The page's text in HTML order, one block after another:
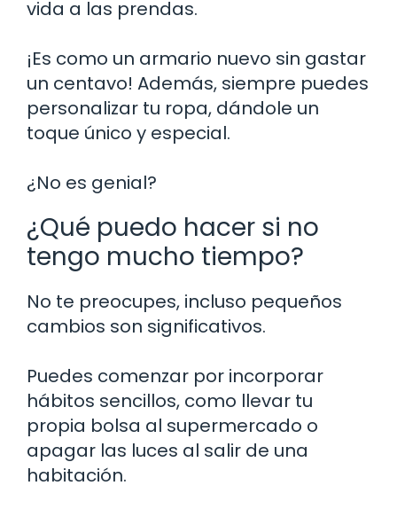
vida a las prendas.
¡Es como un armario nuevo sin gastar
un centavo! Además, siempre puedes
personalizar tu ropa, dándole un
toque único y especial.
¿No es genial?
¿Qué puedo hacer si no
tengo mucho tiempo?
No te preocupes, incluso pequeños
cambios son significativos.
Puedes comenzar por incorporar
hábitos sencillos, como llevar tu
propia bolsa al supermercado o
apagar las luces al salir de una
habitación.